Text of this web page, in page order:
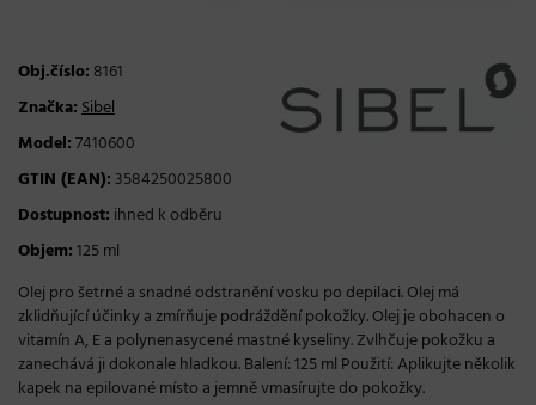
Obj.číslo: 8161
Značka:Sibel
Model:7410600
GTIN (EAN): 3584250025800
Dostupnost: ihned k odběru
Objem:125 ml
Olej pro šetrné a snadné odstranění vosku po depilaci. Olej má
zklidňující účinky a zmírňuje podráždění pokožky. Olej je obohacen o
vitamín A, E a polynenasycené mastné kyseliny. Zvlhčuje pokožku a
zanechává ji dokonale hladkou. Balení: 125 ml Použití: Aplikujte několik
kapek na epilované místo a jemně vmasírujte do pokožky.